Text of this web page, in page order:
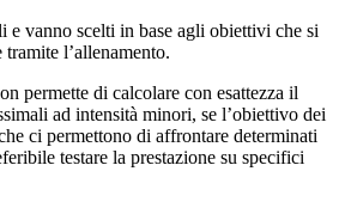
e vanno scelti in base agli obiettivi che si
l’allenamento.
permette di calcolare con esattezza il
ad intensità minori, se l’obiettivo dei
ci permettono di affrontare determinati
testare la prestazione su specifici